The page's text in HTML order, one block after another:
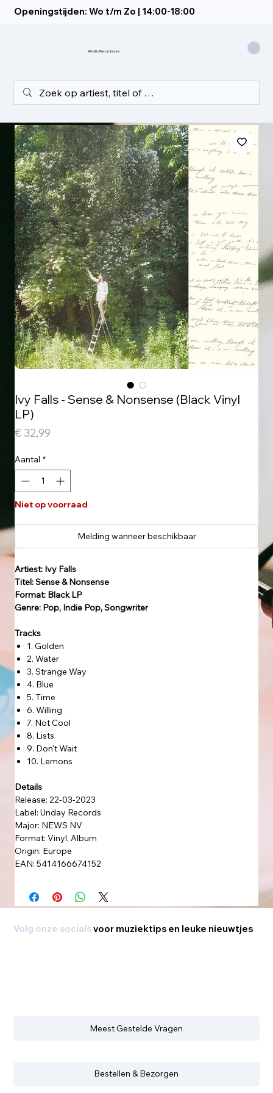
Openingstijden: Wo t/m Zo | 14:00-18:00
Artistic Recordstore
Ivy Falls - Sense & Nonsense (Black Vinyl
LP)
€ 32,99
Aantal *
Niet op voorraad
Melding wanneer beschikbaar
Artiest: Ivy Falls
Titel: Sense & Nonsense
Format: Black LP
Genre: Pop, Indie Pop, Songwriter
Tracks
1. Golden
2. Water
3. Strange Way
4. Blue
5. Time
6. Willing
7. Not Cool
8. Lists
9. Don't Wait
10. Lemons
Details
Release: 22-03-2023
Label: Unday Records
Major: NEWS NV
Format: Vinyl, Album
Origin: Europe
EAN: 5414166674152
Volg onze socialsvoor muziektips en leuke nieuwtjes
Meest Gestelde Vragen
Bestellen & Bezorgen